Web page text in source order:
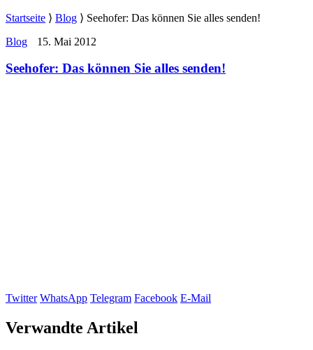
Startseite ⟩ Blog ⟩ Seehofer: Das können Sie alles senden!
Blog
15. Mai 2012
Seehofer: Das können Sie alles senden!
Twitter WhatsApp Telegram Facebook E-Mail
Verwandte Artikel